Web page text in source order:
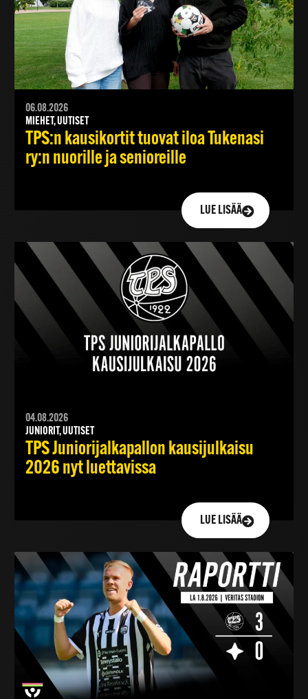
06.08.2026
MIEHET, UUTISET
TPS:n kausikortit tuovat iloa Tukenasi
ry:n nuorille ja senioreille
LUE LISÄÄ
04.08.2026
JUNIORIT, UUTISET
TPS Juniorijalkapallon kausijulkaisu
2026 nyt luettavissa
LUE LISÄÄ